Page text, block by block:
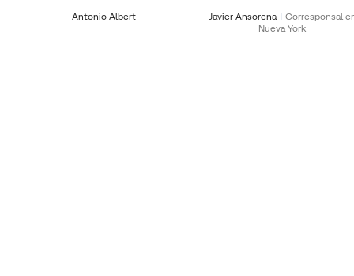
Antonio Albert Javier Ansorena
Corresponsal
Nueva York